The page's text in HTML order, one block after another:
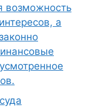
возможность
а